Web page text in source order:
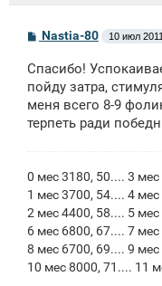
С
б
щ
н
и
Nastia-80 10 июл
Спасибо!
пойду затра,
меня всего 8-9
терпеть ради
0 мес 3180, 50.... 3 мес
1 мес 3700, 54.... 4
2 мес 4400, 58.... 5
6 мес 6800, 67.... 7 мес
8 мес 6700, 69.... 9 мес
10 мес 8000, 71.... 11